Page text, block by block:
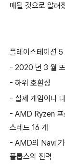
매될 것으로 알려
플레이스테이션 5
- 2020 년 3 월 또
- 하위 호환성
- 실제 게임이나
- AMD Ryzen 프
스레드 16 개
- AMD의 Navi 기
플롭스의 전력